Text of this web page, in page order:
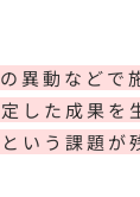
異動などで
した成果を
いう課題が